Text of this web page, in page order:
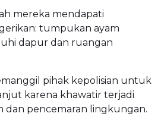
mereka mendapati
tumpukan ayam
dapur dan ruangan
pihak kepolisian untuk
karena khawatir terjadi
dan pencemaran lingkungan.